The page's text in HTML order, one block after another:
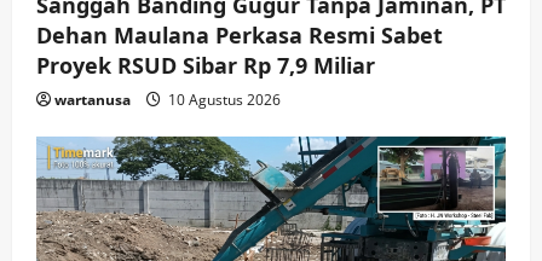
5
Ekonomi Hiburan Pemerintahan
HOT NEWS: Ribuan Warga Wage
Tumplek Blek di Bazar Rakyat Jalan
Jambu, Borong Kuliner UMKM Sambil
wartanusa 4 Agustus 2026
Dehan Maulana Perkasa Resmi Sabet
Proyek RSUD Sibar Rp 7,9 Miliar
wartanusa 10 Agustus 2026